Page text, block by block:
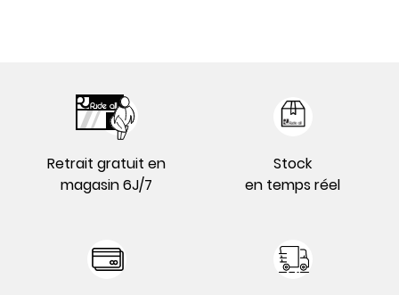
Retrait gratuit en
magasin 6J/7
Stock
en temps réel